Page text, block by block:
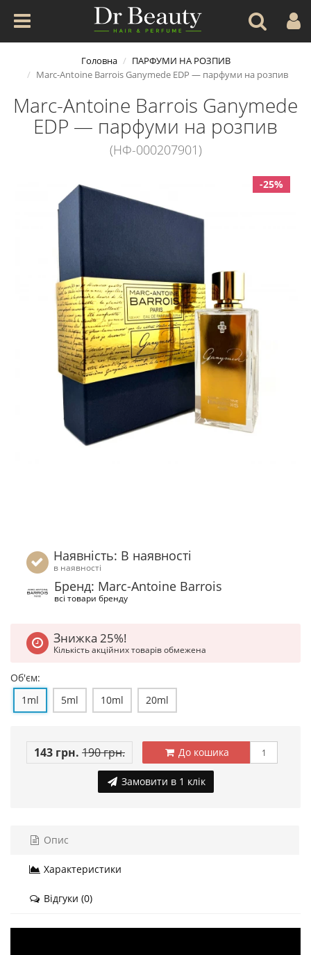
Головна
ПАРФУМИ НА РОЗПИВ
Marc-Antoine Barrois Ganymede EDP — парфуми на розпив
Marc-Antoine Barrois Ganymede
EDP — парфуми на розпив
(НФ-000207901)
-25%
Наявність: В наявності
в наявності
Бренд: Marc-Antoine Barrois
всі товари бренду
Знижка 25%!
Кількість акційних товарів обмежена
Об'єм:
1ml
5ml 10ml 20ml
143 грн. 190 грн. До кошика
Замовити в 1 клік
Опис
Характеристики
Відгуки (0)